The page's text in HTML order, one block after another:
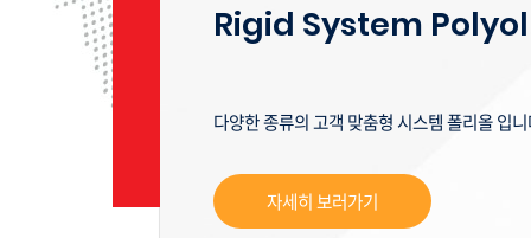
Rigid System Polyol
다양한 종류의 고객 맞춤형 시스템 폴리올 입
자세히 보러가기